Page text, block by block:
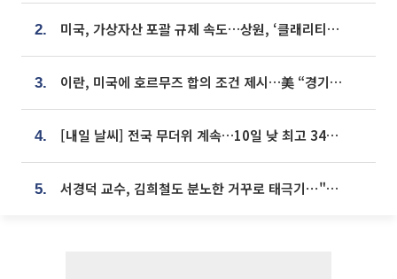
2. 미국, 가상자산 포괄 규제 속도…상원, ‘클래리티법’ 9월 절차투표 추진
3. 이란, 미국에 호르무즈 합의 조건 제시…美 “경기 아직 안 끝나” [종합]
4. [내일 날씨] 전국 무더위 계속…10일 낮 최고 34도 육박
5. 서경덕 교수, 김희철도 분노한 거꾸로 태극기⋯"엉터리는 아냐, 아쉬울 뿐"